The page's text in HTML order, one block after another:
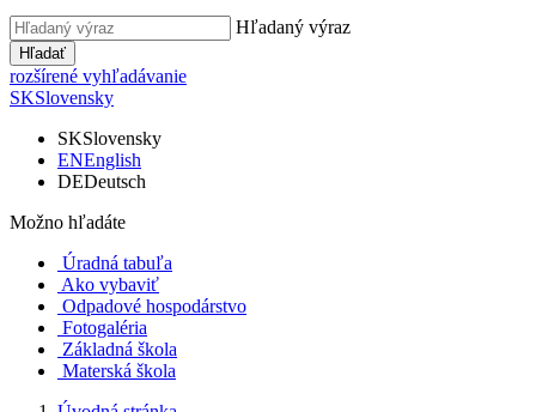
Hľadaný výraz
Hľadať
rozšírené vyhľadávanie
SKSlovensky
SKSlovensky
ENEnglish
DEDeutsch
Možno hľadáte
Úradná tabuľa
Ako vybaviť
Odpadové hospodárstvo
Fotogaléria
Základná škola
Materská škola